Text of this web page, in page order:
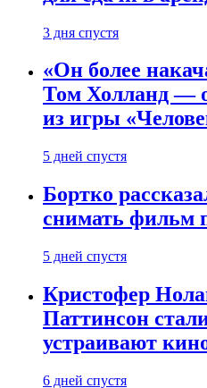
3 дня спустя
«Он более
Том Холланд —
из игры
5 дней спустя
Бортко
снимать фильм
5 дней спустя
Кристофер
Паттинсон
устраивают
6 дней спустя